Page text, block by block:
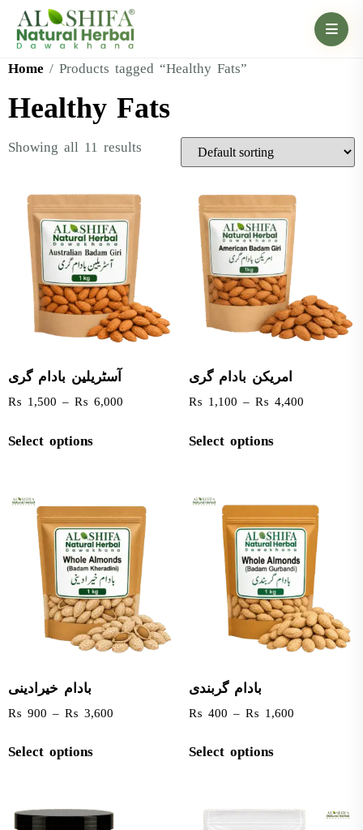
Home / Products tagged “Healthy Fats”
Healthy Fats
Showing all 11 results
آسٹریلین بادام گری
₨ 1,500 – ₨ 6,000
Select options
امریکن بادام گری
₨ 1,100 – ₨ 4,400
Select options
بادام خیرادینی
₨ 900 – ₨ 3,600
Select options
بادام گربندی
₨ 400 – ₨ 1,600
Select options